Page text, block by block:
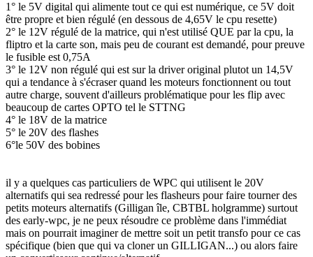
1° le 5V digital qui alimente tout ce qui est numérique, ce 5V doit
être propre et bien régulé (en dessous de 4,65V le cpu resette)
2° le 12V régulé de la matrice, qui n'est utilisé QUE par la cpu, la
fliptro et la carte son, mais peu de courant est demandé, pour preuve
le fusible est 0,75A
3° le 12V non régulé qui est sur la driver original plutot un 14,5V
qui a tendance à s'écraser quand les moteurs fonctionnent ou tout
autre charge, souvent d'ailleurs problématique pour les flip avec
beaucoup de cartes OPTO tel le STTNG
4° le 18V de la matrice
5° le 20V des flashes
6°le 50V des bobines
il y a quelques cas particuliers de WPC qui utilisent le 20V
alternatifs qui sea redressé pour les flasheurs pour faire tourner des
petits moteurs alternatifs (Gilligan île, CBTBL holgramme) surtout
des early-wpc, je ne peux résoudre ce problème dans l'immédiat
mais on pourrait imaginer de mettre soit un petit transfo pour ce cas
spécifique (bien que qui va cloner un GILLIGAN...) ou alors faire